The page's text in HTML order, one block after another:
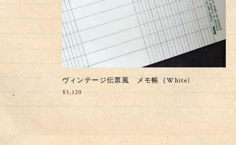
ヴィンテージ伝票風 メモ帳（White)
¥1,120